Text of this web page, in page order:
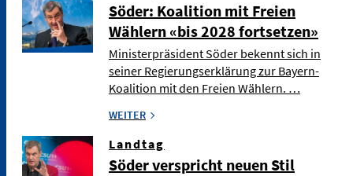
Söder: Koalition mit Freien
Wählern «bis 2028 fortsetzen»
Ministerpräsident Söder bekennt sich in
seiner Regierungserklärung zur Bayern-
Koalition mit den Freien Wählern. …
WEITER
Landtag
Söder verspricht neuen Stil